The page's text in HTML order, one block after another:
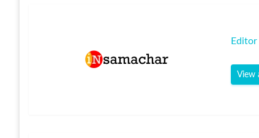
Editor
View